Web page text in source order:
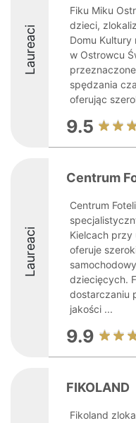
Laureaci
Fiku Miku
dzieci,
Domu Kultury
w Ostrowcu
spędzania
oferując
9.5
Laureaci
Centrum
Centrum
Kielcach przy
oferuje
dziecięcych.
dostarczaniu
jakości ...
9.9
FIKOLAND
Fikoland